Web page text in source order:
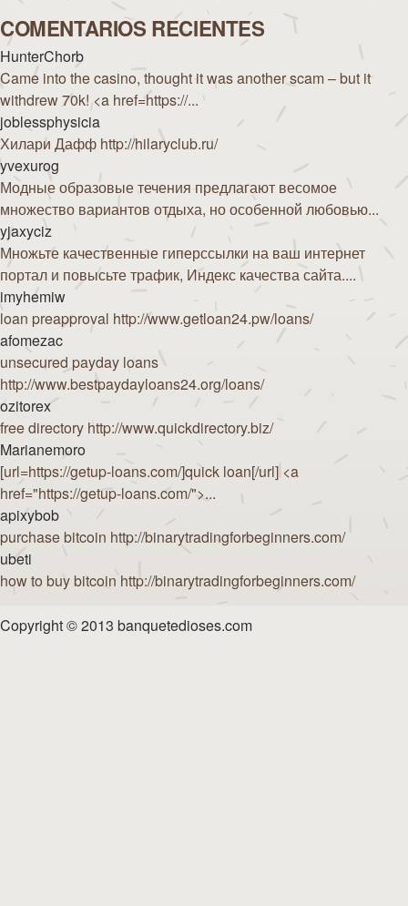
COMENTARIOS RECIENTES
HunterChorb
Came into the casino, thought it was another scam – but it
withdrew 70k! <a href=https://...
joblessphysicia
Хилари Дафф http://hilaryclub.ru/
yvexurog
Модные образовые течения предлагают весомое
множество вариантов отдыха, но особенной любовью...
yjaxyciz
Множьте качественные гиперссылки на ваш интернет
портал и повысьте трафик, Индекс качества сайта....
imyhemiw
loan preapproval http://www.getloan24.pw/loans/
afomezac
unsecured payday loans
http://www.bestpaydayloans24.org/loans/
ozitorex
free directory http://www.quickdirectory.biz/
Marianemoro
[url=https://getup-loans.com/]quick loan[/url] <a
href="https://getup-loans.com/">...
apixybob
purchase bitcoin http://binarytradingforbeginners.com/
ubeti
how to buy bitcoin http://binarytradingforbeginners.com/
Copyright © 2013 banquetedioses.com